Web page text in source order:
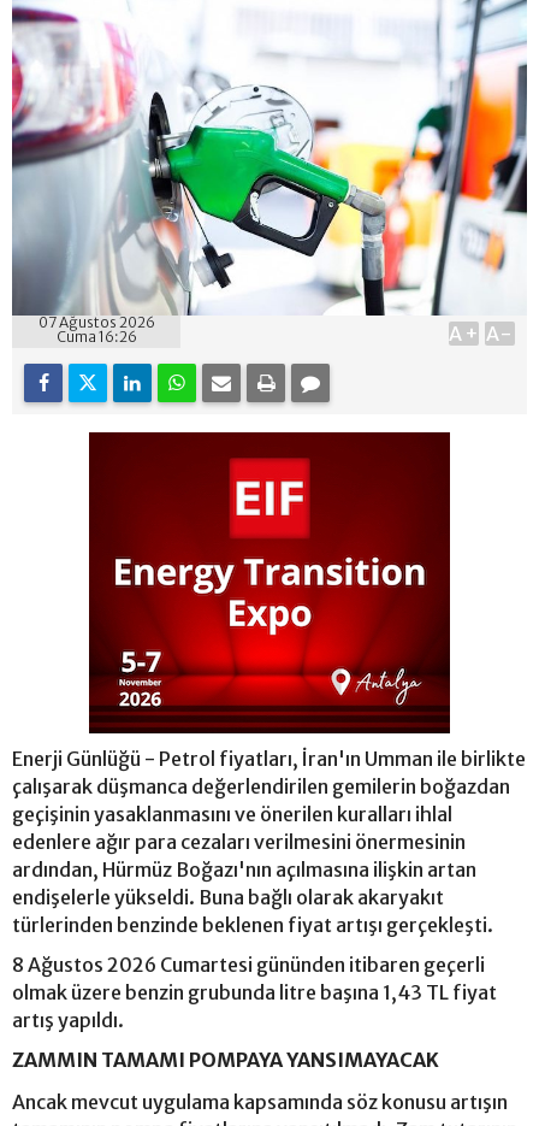
07 Ağustos 2026
Cuma 16:26
A+ A-
Enerji Günlüğü - Petrol fiyatları, İran'ın Umman ile birlikte
çalışarak düşmanca değerlendirilen gemilerin boğazdan
geçişinin yasaklanmasını ve önerilen kuralları ihlal
edenlere ağır para cezaları verilmesini önermesinin
ardından, Hürmüz Boğazı'nın açılmasına ilişkin artan
endişelerle yükseldi. Buna bağlı olarak akaryakıt
türlerinden benzinde beklenen fiyat artışı gerçekleşti.
8 Ağustos 2026 Cumartesi gününden itibaren geçerli
olmak üzere benzin grubunda litre başına 1,43 TL fiyat
artış yapıldı.
ZAMMIN TAMAMI POMPAYA YANSIMAYACAK
Ancak mevcut uygulama kapsamında söz konusu artışın